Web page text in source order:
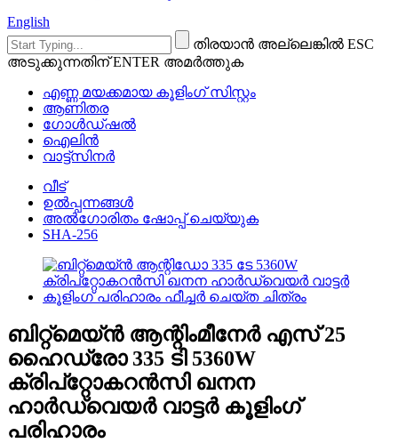
English
തിരയാൻ അല്ലെങ്കിൽ ESC
അടുക്കുന്നതിന് ENTER അമർത്തുക
എണ്ണ മയക്കമായ കൂളിംഗ് സിസ്റ്റം
ആണിതര
ഗോൾഡ്ഷൽ
ഐലിൻ
വാട്ട്സിനർ
വീട്
ഉൽപ്പന്നങ്ങൾ
അൽഗോരിതം ഷോപ്പ് ചെയ്യുക
SHA-256
ബിറ്റ്മെയ്ൻ ആന്റിംമീനേർ എസ് 25
ഹൈഡ്രോ 335 ടി 5360W
ക്രിപ്റ്റോകറൻസി ഖനന
ഹാർഡ്വെയർ വാട്ടർ കൂളിംഗ്
പരിഹാരം